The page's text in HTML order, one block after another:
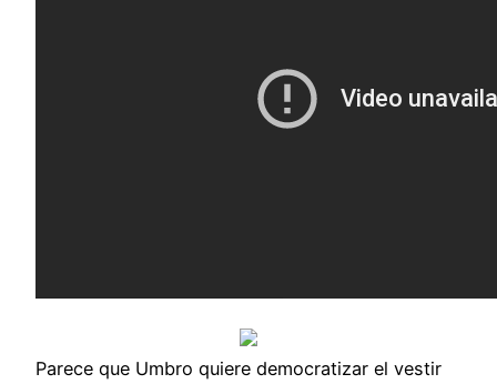
Parece que Umbro quiere democratizar el vestir